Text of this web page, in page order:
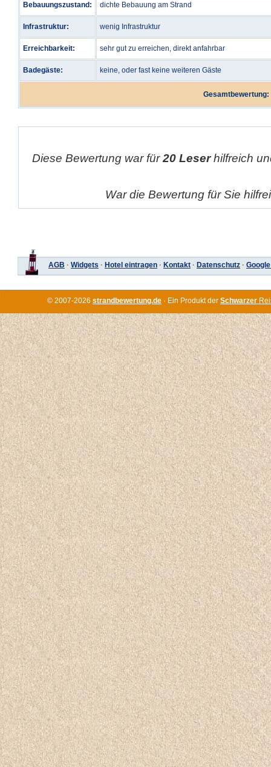
Bebauungszustand: dichte Bebauung am Strand
Infrastruktur: wenig Infrastruktur
Erreichbarkeit: sehr gut zu erreichen, direkt anfahrbar
Badegäste: keine, oder fast keine weiteren Gäste
Gesamtbewertung:
Diese Bewertung war für20 Leserhilfreich
War die Bewertung für Sie
AGB · Widgets · Hotel eintragen · Kontakt · Datenschutz ·
© 2007-2026 strandbewertung.de · Ein Produkt der Schwarzer